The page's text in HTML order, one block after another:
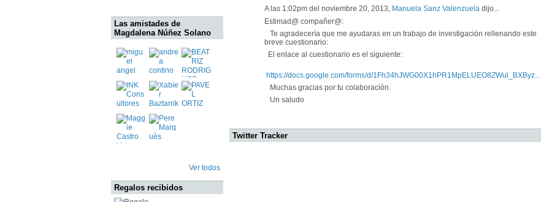
Las amistades de
Magdalena Núñez Solano
Ver todos
Regalos recibidos
A las 1:02pm del noviembre 20, 2013, Manuela Sanz Valenzuela dijo...
Estimad@ compañer@:
Te agradecería que me ayudaras en un trabajo de investigación rellenando este
breve cuestionario:
El enlace al cuestionario es el siguiente:
https://docs.google.com/forms/d/1Fh34hJWG00X1hPR1MpELUEO8ZWul_BXByz...
Muchas gracias por tu colaboración.
Un saludo
Twitter Tracker